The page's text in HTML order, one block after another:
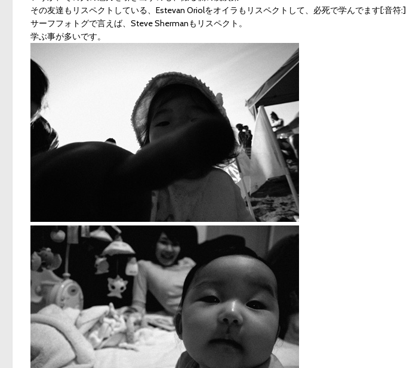
その友達もリスペクトしている、 Estevan Oriolをオイラもリスペクトして、必死で学んでます[:音符:]
サーフフォトグで言えば、 Steve Shermanもリスペクト。
学ぶ事が多いです。